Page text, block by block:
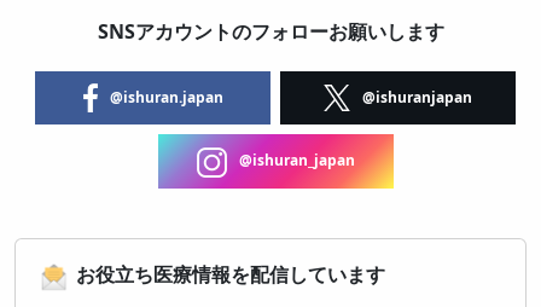
SNSアカウントのフォローお願いします
@ishuran.japan @ishuranjapan
@ishuran_japan
お役立ち医療情報を配信しています